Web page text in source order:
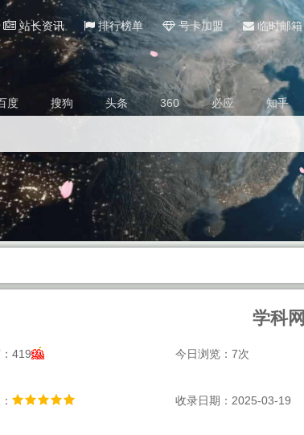
站长资讯 排行榜单 号卡加盟 临时邮箱
度 搜狗 头条 360 必应 知乎
学科网
419 今日浏览：7次
收录日期：2025-03-19